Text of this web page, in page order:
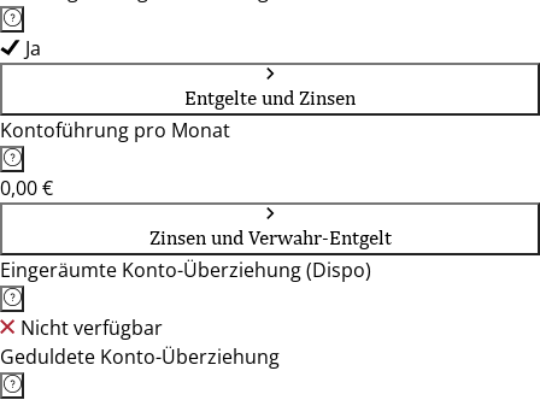
Ja
Entgelte und Zinsen
Kontoführung pro Monat
0,00 €
Zinsen und Verwahr-Entgelt
Eingeräumte Konto-Überziehung (Dispo)
Nicht verfügbar
Geduldete Konto-Überziehung